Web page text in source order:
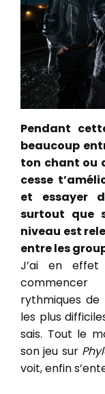
Pendant
beaucoup
ton chant ou
cesse
et essayer
surtout que
niveau est
entre les
J’ai en effet
rythmiques de
les plus
sais. Tout le
son jeu sur
voit, enfin